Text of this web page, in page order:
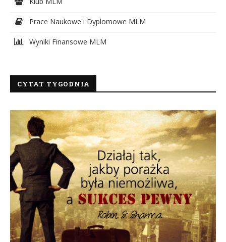
Prace Naukowe i Dyplomowe MLM
Wyniki Finansowe MLM
CYTAT TYGODNIA